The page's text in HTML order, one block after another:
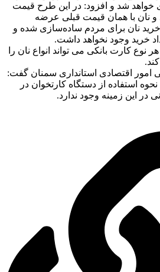
خواهد شد و افزود: در این طرح قیمت
و نان با همان قیمت قبلی عرضه
نان برای مردم ساده‌سازی شده و
خرید وجود نخواهد داشت.
نوع کارت بانکی می تواند انواع نان را
اقتصادی استانداری سمنان گفت:
استفاده از دستگاه کارتخوان در
در این زمینه وجود ندارد.